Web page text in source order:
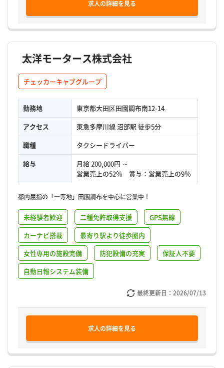
求人の詳細を見る
太洋モータース株式会社
チェッカーキャブグループ
勤務地
東京都大田区田園調布南12-14
アクセス
東急多摩川線 沼部駅 徒歩5分
職種
タクシードライバー
給与
月給 200,000円 ～
営業売上の52％ 賞与：営業売上の9％
都内屈指の「一等地」田園調布を中心に営業中！
未経験者歓迎 二種免許取得支援
GPS無線
カーナビ搭載
最寄り駅より徒歩圏内
女性専用の施設完備
防犯設備の充実
保証人不要
自動日報システム装備
最終更新日： 2026/07/13
求人の詳細を見る